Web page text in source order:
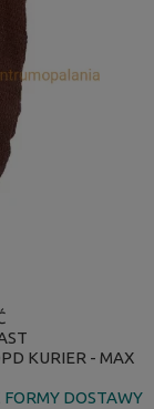
KURIER - MAX
PŁATNOŚCIDOSTAWY